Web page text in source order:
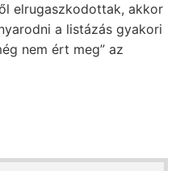
elrugaszkodottak, akkor
a listázás gyakori
nem ért meg” az